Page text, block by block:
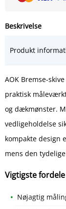
Beskrivelse
Produkt
AOK Bremse-
praktisk
og dækmønster.
vedligeholdelse
kompakte design
mens den
Vigtigste fordele
Nøjagtig